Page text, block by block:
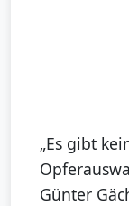
„Es gibt
Günter